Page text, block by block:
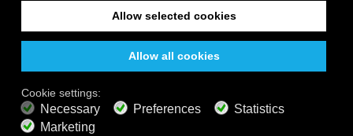
200+ 频道 无限聆听
免费收听
700+ 音乐频道 无广告音乐
声景混音器
全天候在所有设备上收
听，即使离线也能收听
随时随地享受您的 Calm Radio 之旅——即使离线也能收